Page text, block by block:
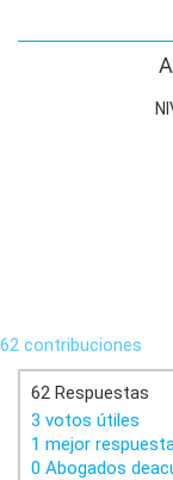
62 contribuciones
62 Respuestas
3 votos útiles
1 mejor
0 Abogados